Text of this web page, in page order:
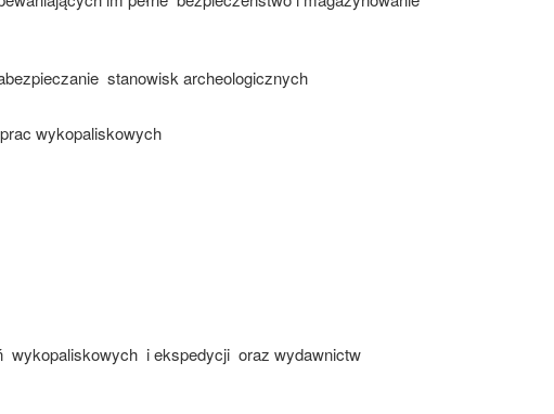
stanowisk archeologicznych
wykopaliskowych
wykopaliskowych i ekspedycji oraz wydawnictw